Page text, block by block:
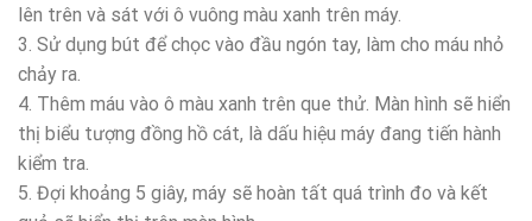
lên trên và sát với ô vuông màu xanh trên máy.
3. Sử dụng bút để chọc vào đầu ngón tay, làm cho máu nhỏ
chảy ra.
4. Thêm máu vào ô màu xanh trên que thử. Màn hình sẽ hiển
thị biểu tượng đồng hồ cát, là dấu hiệu máy đang tiến hành
kiểm tra.
5. Đợi khoảng 5 giây, máy sẽ hoàn tất quá trình đo và kết